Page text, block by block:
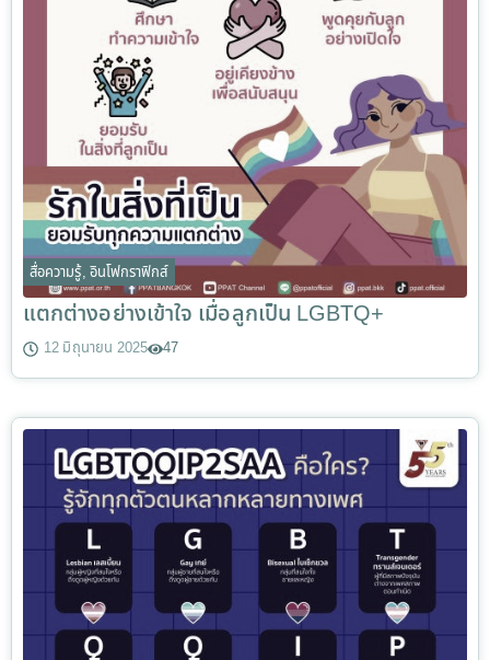
สื่อความรู้, อินโฟกราฟิกส์
แตกต่างอย่างเข้าใจ เมื่อลูกเป็น LGBTQ+
12 มิถุนายน 2025 47